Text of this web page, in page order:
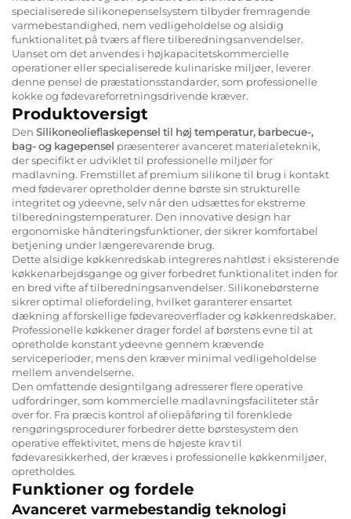
specialiserede silikonepenselsystem tilbyder fremragende
varmebestandighed, nem vedligeholdelse og alsidig
funktionalitet på tværs af flere tilberedningsanvendelser.
Uanset om det anvendes i højkapacitetskommercielle
operationer eller specialiserede kulinariske miljøer, leverer
denne pensel de præstationsstandarder, som professionelle
kokke og fødevareforretningsdrivende kræver.
Produktoversigt
Den Silikoneolieflaskepensel til høj temperatur, barbecue-,
bag- og kagepensel præsenterer avanceret materialeteknik,
der specifikt er udviklet til professionelle miljøer for
madlavning. Fremstillet af premium silikone til brug i kontakt
med fødevarer opretholder denne børste sin strukturelle
integritet og ydeevne, selv når den udsættes for ekstreme
tilberedningstemperaturer. Den innovative design har
ergonomiske håndteringsfunktioner, der sikrer komfortabel
betjening under længerevarende brug.
Dette alsidige køkkenredskab integreres nahtløst i eksisterende
køkkenarbejdsgange og giver forbedret funktionalitet inden for
en bred vifte af tilberedningsanvendelser. Silikonebørsterne
sikrer optimal oliefordeling, hvilket garanterer ensartet
dækning af forskellige fødevareoverflader og køkkenredskaber.
Professionelle køkkener drager fordel af børstens evne til at
opretholde konstant ydeevne gennem krævende
serviceperioder, mens den kræver minimal vedligeholdelse
mellem anvendelserne.
Den omfattende designtilgang adresserer flere operative
udfordringer, som kommercielle madlavningsfaciliteter står
over for. Fra præcis kontrol af oliepåføring til forenklede
rengøringsprocedurer forbedrer dette børstesystem den
operative effektivitet, mens de højeste krav til
fødevaresikkerhed, der kræves i professionelle køkkenmiljøer,
opretholdes.
Funktioner og fordele
Avanceret varmebestandig teknologi